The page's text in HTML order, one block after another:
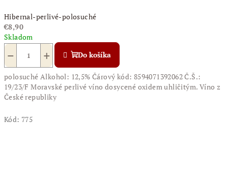
Hibernal-perlivé-polosuché
€8,90
Skladom
+
− Do košíka
polosuché Alkohol: 12,5% Čárový kód: 8594071392062 Č.Š.:
19/23/F Moravské perlivé víno dosycené oxidem uhličitým. Víno z
České republiky
Kód: 775